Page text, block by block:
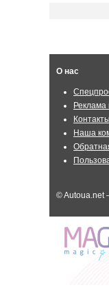
О нас
Реклама
Контакты
Наша
© Autoua.net